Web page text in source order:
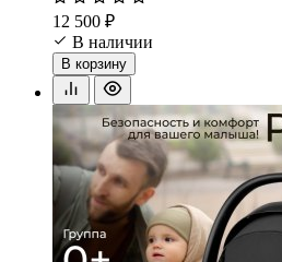
12 500 ₽
В наличии
В корзину